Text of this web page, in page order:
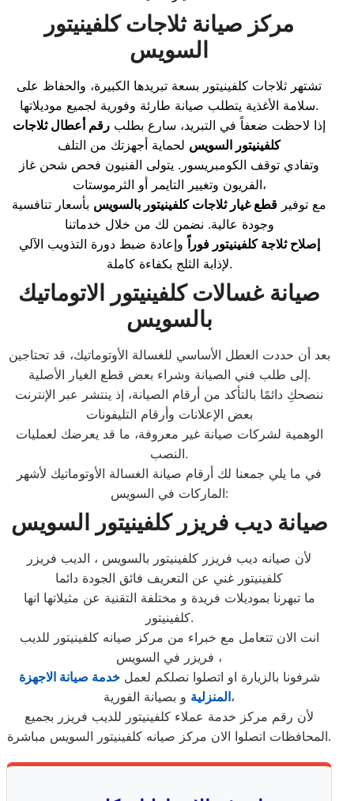
مركز صيانة ثلاجات كلفينيتور
السويس
تشتهر ثلاجات كلفينيتور بسعة تبريدها الكبيرة، والحفاظ على
سلامة الأغذية يتطلب صيانة طارئة وفورية لجميع موديلاتها.
إذا لاحظت ضعفاً في التبريد، سارع بطلب رقم أعطال ثلاجات
كلفينيتور السويس لحماية أجهزتك من التلف
وتفادي توقف الكومبريسور. يتولى الفنيون فحص شحن غاز
الفريون وتغيير التايمر أو الثرموستات،
مع توفير قطع غيار ثلاجات كلفينيتور بالسويس بأسعار تنافسية
وجودة عالية. نضمن لك من خلال خدماتنا
إصلاح ثلاجة كلفينيتور فوراً وإعادة ضبط دورة التذويب الآلي
لإذابة الثلج بكفاءة كاملة.
صيانة غسالات كلفينيتور الاتوماتيك
بالسويس
بعد أن حددت العطل الأساسي للغسالة الأوتوماتيك، قد تحتاجين
إلى طلب فني الصيانة وشراء بعض قطع الغيار الأصلية.
ننصحكِ دائمًا بالتأكد من أرقام الصيانة، إذ ينتشر عبر الإنترنت
بعض الإعلانات وأرقام التليفونات
الوهمية لشركات صيانة غير معروفة، ما قد يعرضك لعمليات
النصب.
في ما يلي جمعنا لك أرقام صيانة الغسالة الأوتوماتيك لأشهر
الماركات في السويس:
صيانة ديب فريزر كلفينيتور السويس
لأن صيانه ديب فريزر كلفينيتور بالسويس ، الديب فريزر
كلفينيتور غني عن التعريف فائق الجودة دائما
ما تبهرنا بموديلات فريدة و مختلفة التقنية عن مثيلاتها انها
كلفينيتور.
انت الان تتعامل مع خبراء من مركز صيانه كلفينيتور للديب
فريزر في السويس ،
شرفونا بالزيارة او اتصلوا نصلكم لعملخدمة صيانة الاجهزة
المنزليةو بصيانة الفورية،
لأن رقم مركز خدمة عملاء كلفينيتور للديب فريزر بجميع
المحافظات اتصلوا الان مركز صيانه كلفينيتور السويس مباشرة.